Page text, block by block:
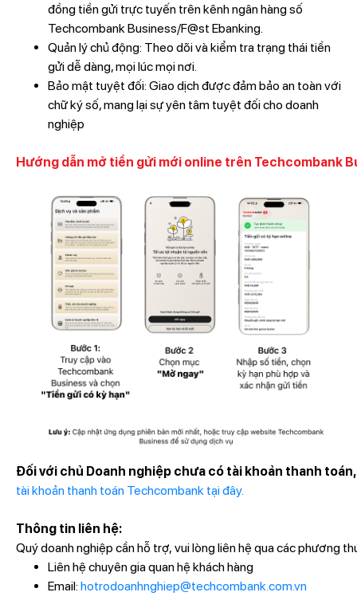
đồng tiền gửi trực tuyến trên kênh ngân hàng số
Techcombank Business/F@st Ebanking.
Quản lý chủ động: Theo dõi và kiểm tra trạng thái tiền
gửi dễ dàng, mọi lúc mọi nơi.
Bảo mật tuyệt đối: Giao dịch được đảm bảo an toàn với
chữ ký số, mang lại sự yên tâm tuyệt đối cho doanh
nghiệp
Hướng dẫn mở tiền gửi mới online trên Techcombank
Đối với chủ Doanh nghiệp chưa có tài khoản thanh
tài khoản thanh toán Techcombank tại đây.
Thông tin liên hệ:
Quý doanh nghiệp cần hỗ trợ, vui lòng liên hệ qua các phương
Liên hệ chuyên gia quan hệ khách hàng
Email: hotrodoanhnghiep@techcombank.com.vn